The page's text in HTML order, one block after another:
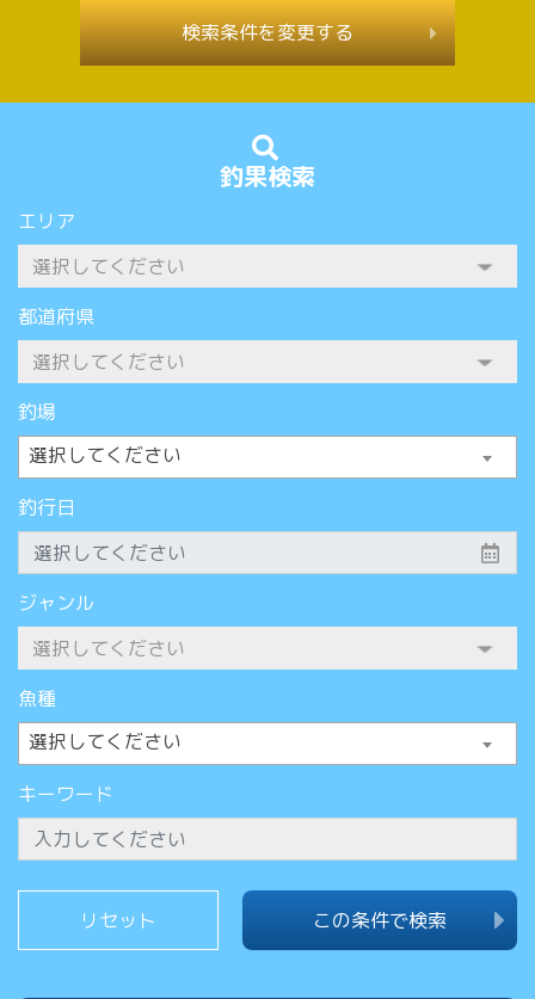
釣果検索
エリア
都道府県
釣場
選択してください
釣行日
ジャンル
魚種
選択してください
キーワード
この条件で検索
検索条件を変更する